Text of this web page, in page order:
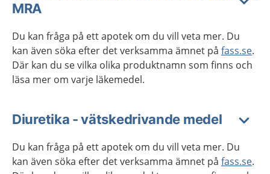
MRA
Du kan fråga på ett apotek om du vill veta mer. Du
kan även söka efter det verksamma ämnet på fass.se.
Där kan du se vilka olika produktnamn som finns och
läsa mer om varje läkemedel.
Diuretika - vätskedrivande medel
Du kan fråga på ett apotek om du vill veta mer. Du
kan även söka efter det verksamma ämnet på fass.se.